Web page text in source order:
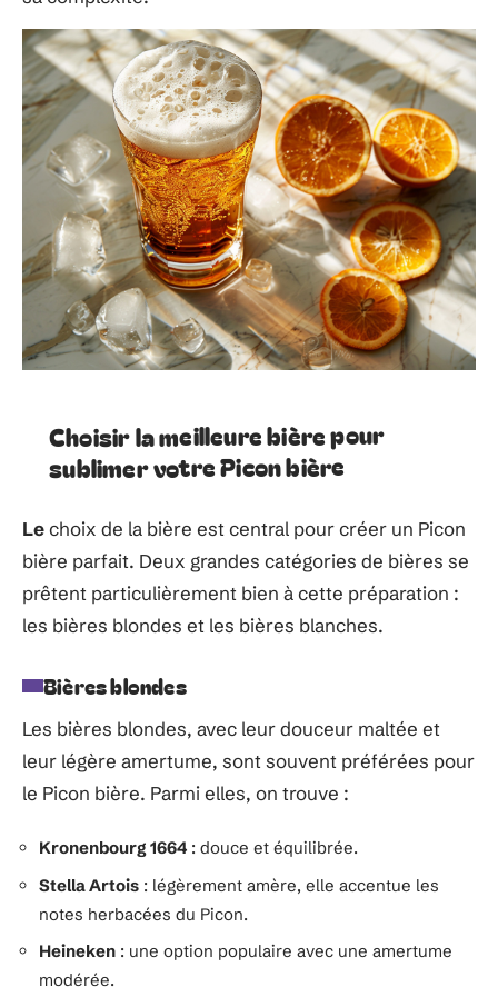
Choisir la meilleure bière pour
sublimer votre Picon bière
Lechoix de la bière est central pour créer un Picon
bière parfait. Deux grandes catégories de bières se
prêtent particulièrement bien à cette préparation :
les bières blondes et les bières blanches.
Bières blondes
Les bières blondes, avec leur douceur maltée et
leur légère amertume, sont souvent préférées pour
le Picon bière. Parmi elles, on trouve :
Kronenbourg 1664 : douce et équilibrée.
Stella Artois : légèrement amère, elle accentue les
notes herbacées du Picon.
Heineken : une option populaire avec une amertume
modérée.